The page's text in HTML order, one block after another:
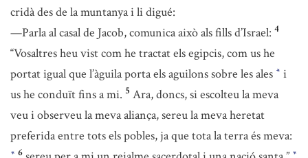
cridà des de la muntanya i li digué:
—Parla al casal de Jacob, comunica això als fills d’Israel: 4
“Vosaltres heu vist com he tractat els egipcis, com us he
portat igual que l’àguila porta els aguilons sobre les ales * i
us he conduït fins a mi. 5 Ara, doncs, si escolteu la meva
veu i observeu la meva aliança, sereu la meva heretat
preferida entre tots els pobles, ja que tota la terra és meva:
* 6 *